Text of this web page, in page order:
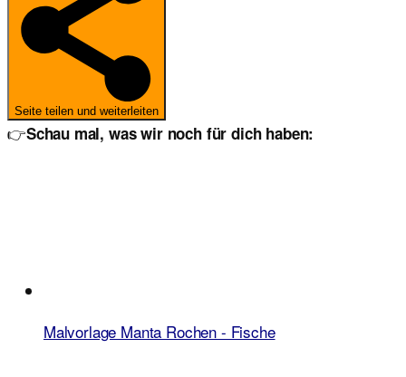
Seite teilen und weiterleiten
👉Schau mal, was wir noch für dich haben:
Malvorlage Manta Rochen - Fische